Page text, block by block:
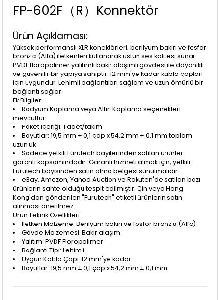
FP-602F（R）Konnektör
Ürün Açıklaması:
Yüksek performanslı XLR konektörleri, berilyum bakırı ve fosfor
bronz α (Alfa) iletkenleri kullanarak üstün ses kalitesi sunar.
PVDF floropolimer yalıtımlı bakır alaşımlı gövdesi ile dayanıklı
ve güvenilir bir yapıya sahiptir. 12 mm'ye kadar kablo çapları
için uygundur. Lehimli bağlantıları sağlam ve uzun ömürlü bir
bağlantı sağlar.
Ek Bilgiler:
Rodyum Kaplama veya Altın Kaplama seçenekleri
mevcuttur.
Paket içeriği: 1 adet/takım
Boyutlar: 19,5 mm ± 0,1 çap x 54,2 mm ± 0,1 mm toplam
uzunluk
Sadece yetkili Furutech bayilerinden satılan ürünler
garanti kapsamındadır. Garanti hizmeti almak için, yetkili
Furutech bayisinden satın alma belgesi sunulmalıdır.
eBay, Amazon, Yahoo Auction ve Rakuten'de satılan bazı
ürünlerin sahte olduğu tespit edilmiştir. Çin veya Hong
Kong'dan gönderilen "Furutech" etiketli ürünlerin satın
alınması önerilmez.
Ürün Teknik Özellikleri:
İletken Malzeme: Berilyum bakırı ve fosfor bronz α (Alfa)
Gövde Malzemesi: Bakır alaşım
Yalıtım: PVDF Floropolimer
Bağlantı Tipi: Lehimli
Uygun Kablo Çapı: 12 mm'ye kadar
Boyutlar: 19,5 mm ± 0,1 çap x 54,2 mm ± 0,1 mm